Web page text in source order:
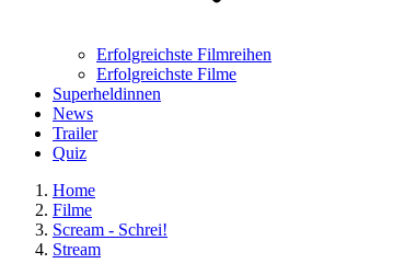
Erfolgreichste Filmreihen
Erfolgreichste Filme
Superheldinnen
News
Trailer
Quiz
Home
Filme
Scream - Schrei!
Stream